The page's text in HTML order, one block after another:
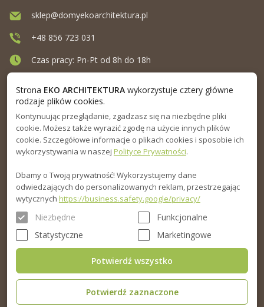
MENU
INFORMACJA
PORADNIK
sklep@domyekoarchitektura.pl
+48 856 723 031
Czas pracy: Pn-Pt od 8h do 18h
Strona EKO ARCHITEKTURAwykorzystuje cztery główne
rodzaje plików cookies.
Kontynuując przeglądanie, zgadzasz się na niezbędne pliki
cookie. Możesz także wyrazić zgodę na użycie innych plików
cookie. Szczegółowe informacje o plikach cookies i sposobie ich
wykorzystywania w naszej Polityce Prywatności.
Dbamy o Twoją prywatność! Wykorzystujemy dane
odwiedzających do personalizowanych reklam, przestrzegając
wytycznych https://business.safety.google/privacy/
Niezbędne
Funkcjonalne
Statystyczne
Marketingowe
Potwierdź zaznaczone
Potwierdź wszystko